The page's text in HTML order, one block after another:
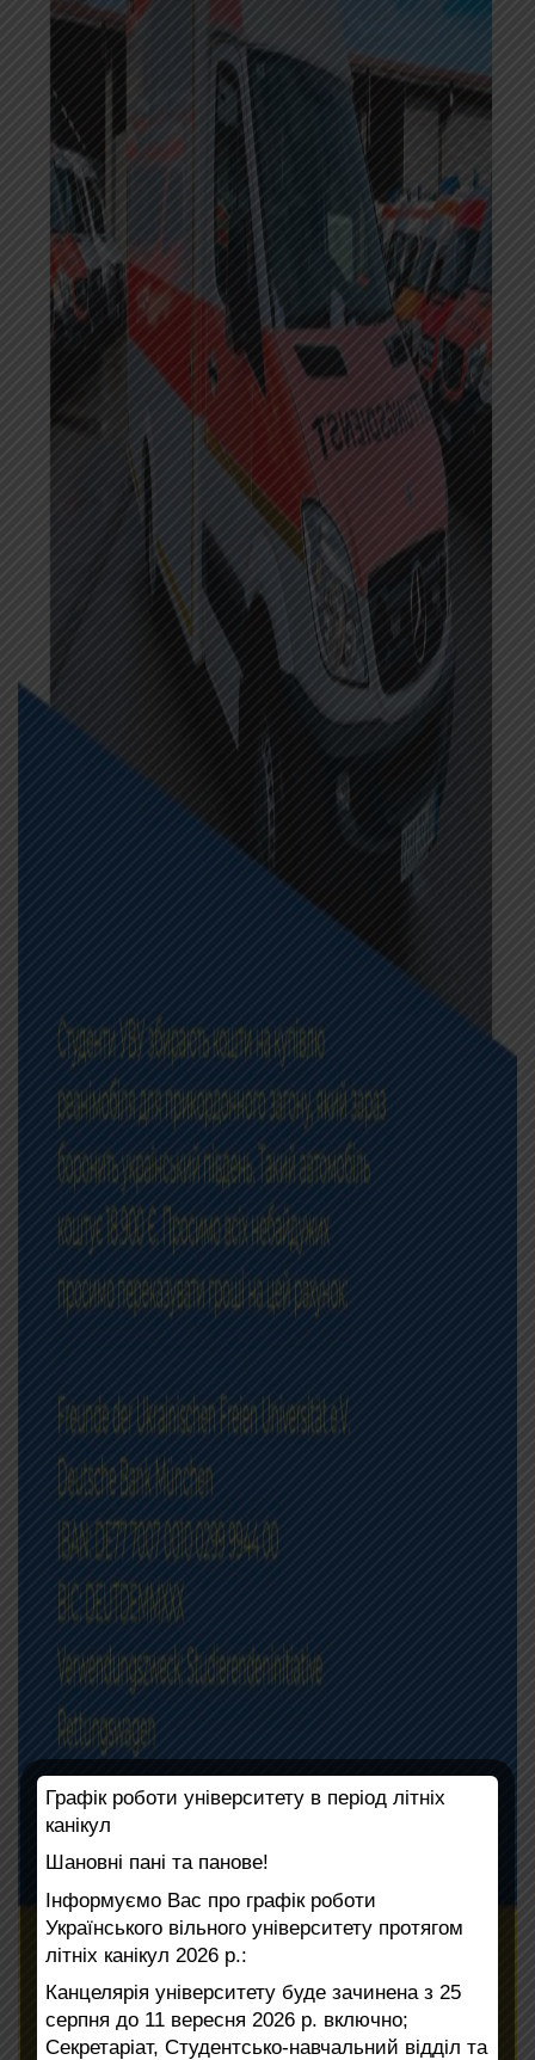
Графік роботи університету в період літніх
канікул
Шановні пані та панове!
Інформуємо Вас про графік роботи
Українського вільного університету протягом
літніх канікул 2026 р.:
Канцелярія університету буде зачинена з 25
серпня до 11 вересня 2026 р. включно;
Секретаріат, Студентсько-навчальний відділ та